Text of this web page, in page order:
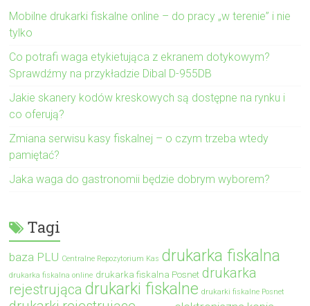
Mobilne drukarki fiskalne online – do pracy „w terenie” i nie
tylko
Co potrafi waga etykietująca z ekranem dotykowym?
Sprawdźmy na przykładzie Dibal D-955DB
Jakie skanery kodów kreskowych są dostępne na rynku i
co oferują?
Zmiana serwisu kasy fiskalnej – o czym trzeba wtedy
pamiętać?
Jaka waga do gastronomii będzie dobrym wyborem?
Tagi
baza PLU Centralne Repozytorium Kas drukarka fiskalna
drukarka fiskalna online drukarka fiskalna Posnet drukarka
rejestrująca drukarki fiskalne drukarki fiskalne Posnet